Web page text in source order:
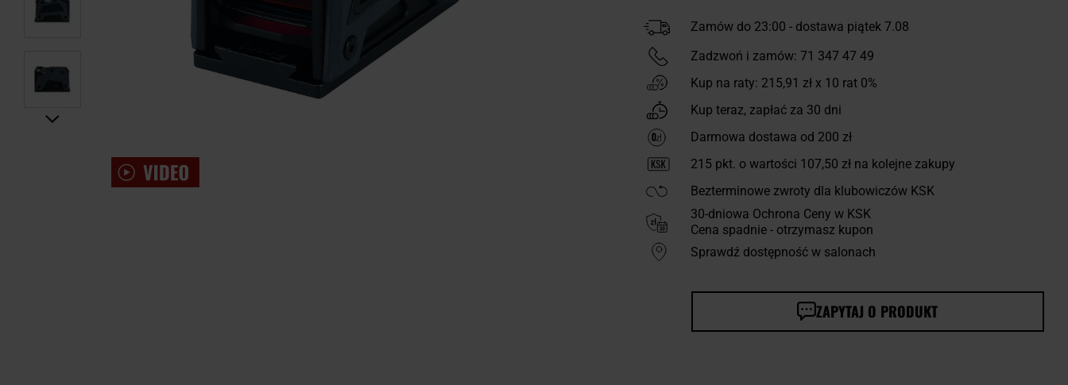
Zamów do 23:00 - dostawa piątek 7.08
Zadzwoń i zamów: 71 347 47 49
Kup na raty: 215,91 złx 10 rat 0%
Kup teraz, zapłać za 30 dni
Darmowa dostawa od 200 zł
215 pkt. o wartości 107,50 złna kolejne zakupy
Bezterminowe zwroty dla klubowiczów KSK
30-dniowa Ochrona Ceny w KSK
Cena spadnie - otrzymasz kupon
Sprawdź dostępność w salonach
ZAPYTAJ O PRODUKT